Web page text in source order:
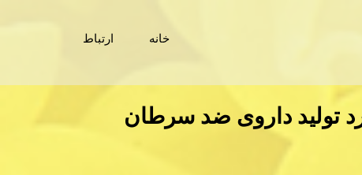
خانه ارتباط
تولید داروی ضد سرطان